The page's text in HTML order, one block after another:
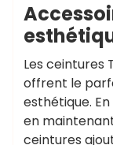
Les ceintures
offrent le
esthétique.
en
ceintures